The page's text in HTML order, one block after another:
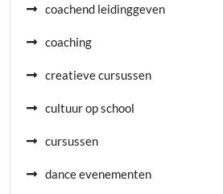
coachend leidinggeven
coaching
creatieve cursussen
cultuur op school
cursussen
dance evenementen